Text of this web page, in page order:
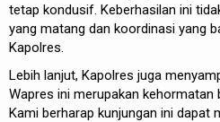
tetap kondusif. Keberhasilan ini
yang matang dan koordinasi yang
Kapolres.
Lebih lanjut, Kapolres juga
Wapres ini merupakan kehormatan
Kami berharap kunjungan ini dapat